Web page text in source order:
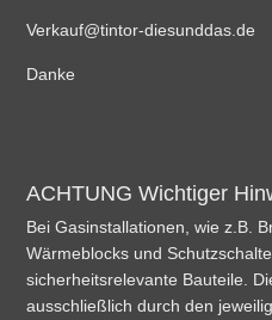
Verkauf@tintor-diesunddas.de
Danke
ACHTUNG Wichtiger
Bei Gasinstallationen, wie z.B.
Wärmeblocks und
sicherheitsrelevante Bauteile.
ausschließlich durch den